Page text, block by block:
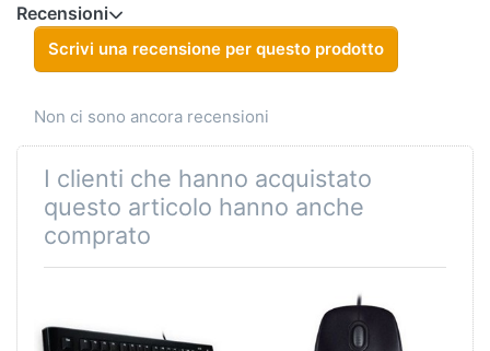
Recensioni
Scrivi una recensione per questo prodotto
Non ci sono ancora recensioni
I clienti che hanno acquistato
questo articolo hanno anche
comprato